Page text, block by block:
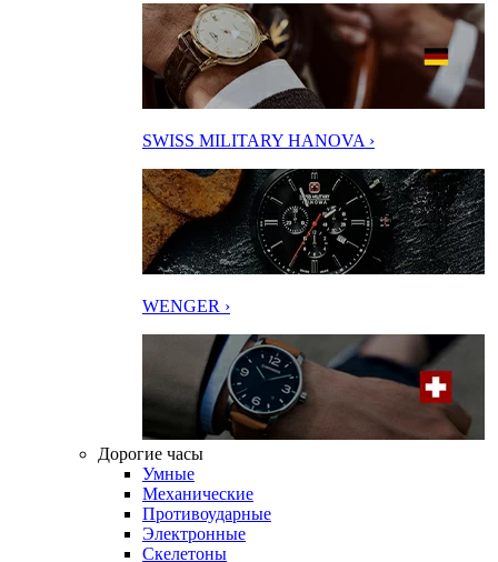
SWISS MILITARY HANOVA ›
WENGER ›
Дорогие часы
Умные
Механические
Противоударные
Электронные
Скелетоны